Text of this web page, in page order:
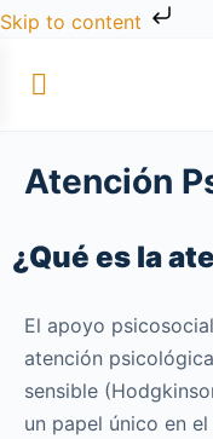
Skip to content
Atención
¿Qué es la
El apoyo
atención
sensible
un papel único en